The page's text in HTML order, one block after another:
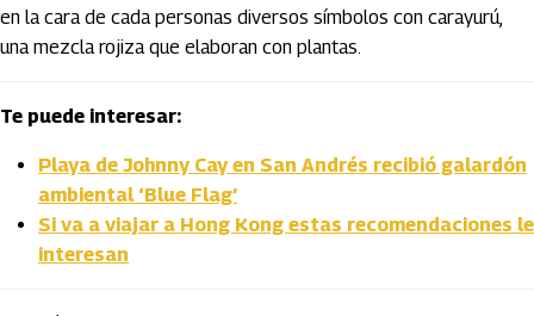
en la cara de cada personas diversos símbolos con carayurú,
una mezcla rojiza que elaboran con plantas.
Te puede interesar:
Playa de Johnny Cay en San Andrés recibió galardón
ambiental ‘Blue Flag’
Si va a viajar a Hong Kong estas recomendaciones le
interesan